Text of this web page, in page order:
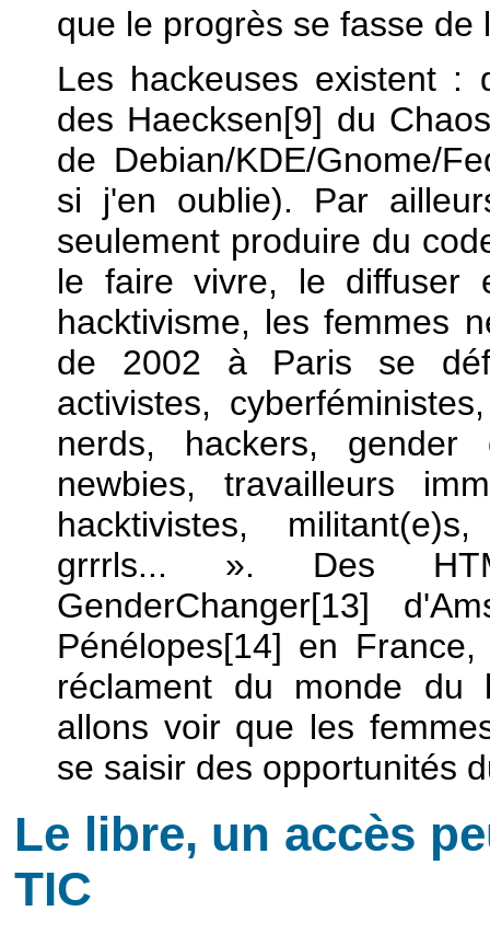
que le progrès se fasse
Les hackeuses existent :
des Haecksen[9] du
de Debian/KDE/Gnome/
si j'en oublie). Par
seulement produire du
le faire vivre, le diffuser
hacktivisme, les femmes
de 2002 à Paris se
activistes,
nerds, hackers, gender
newbies, travailleurs
hacktivistes,
grrrls... ». Des
GenderChanger[13]
Pénélopes[14] en
réclament du monde du
allons voir que les
se saisir des opportunités
Le libre, un accès
TIC